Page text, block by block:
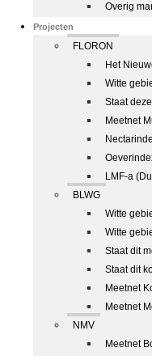
Overig
Projecten
FLORON
Het
Witte
Staat
Meetnet
LMF-a
BLWG
Witte
Witte
Staat dit
Staat dit
Meetnet
Meetnet
NMV
Meetnet